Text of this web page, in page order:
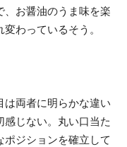
お醤油のうま味を楽
わっているそう。
は両者に明らかな違い
じない。丸い口当た
ポジションを確立して